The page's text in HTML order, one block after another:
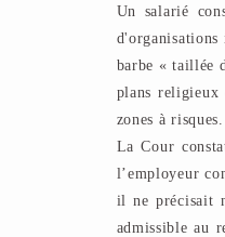
Un salarié
barbe « taillée
plans religieux
zones à risques.
La Cour
l’employeur
il ne précisait
admissible au